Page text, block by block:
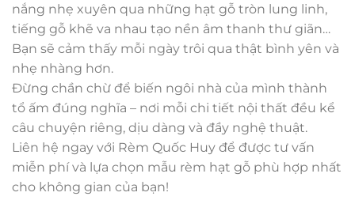
nắng nhẹ xuyên qua những hạt gỗ tròn lung linh,
tiếng gỗ khẽ va nhau tạo nền âm thanh thư giãn…
Bạn sẽ cảm thấy mỗi ngày trôi qua thật bình yên và
nhẹ nhàng hơn.
Đừng chần chừ để biến ngôi nhà của mình thành
tổ ấm đúng nghĩa – nơi mỗi chi tiết nội thất đều kể
câu chuyện riêng, dịu dàng và đầy nghệ thuật.
Liên hệ ngay với Rèm Quốc Huy để được tư vấn
miễn phí và lựa chọn mẫu rèm hạt gỗ phù hợp nhất
cho không gian của bạn!